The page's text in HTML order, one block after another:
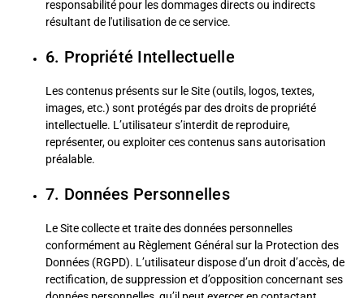
responsabilité pour les dommages directs ou indirects
résultant de l'utilisation de ce service.
6. Propriété Intellectuelle
Les contenus présents sur le Site (outils, logos, textes,
images, etc.) sont protégés par des droits de propriété
intellectuelle. L’utilisateur s’interdit de reproduire,
représenter, ou exploiter ces contenus sans autorisation
préalable.
7. Données Personnelles
Le Site collecte et traite des données personnelles
conformément au Règlement Général sur la Protection des
Données (RGPD). L’utilisateur dispose d’un droit d’accès, de
rectification, de suppression et d’opposition concernant ses